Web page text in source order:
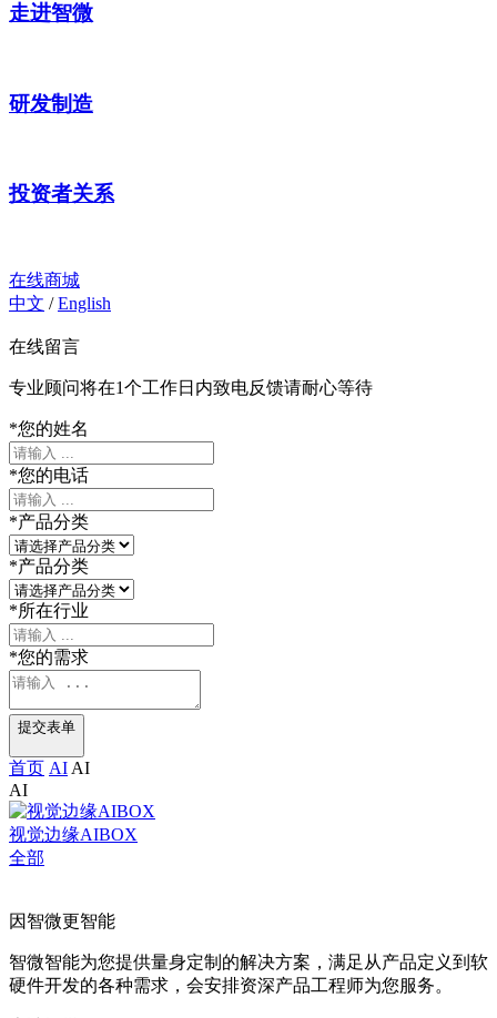
走进智微
研发制造
投资者关系
在线商城
中文 /English
在线留言
专业顾问将在1个工作日内致电反馈请耐心等待
*您的姓名
*您的电话
*产品分类
*产品分类
*所在行业
*您的需求
提交表单
首页 AI AI
AI
视觉边缘AIBOX
全部
因智微更智能
智微智能为您提供量身定制的解决方案，满足从产品定义到软
硬件开发的各种需求，会安排资深产品工程师为您服务。